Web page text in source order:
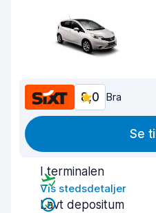
8,0 Bra
Se
I terminalen
Vis stedsdetaljer
Lavt depositum